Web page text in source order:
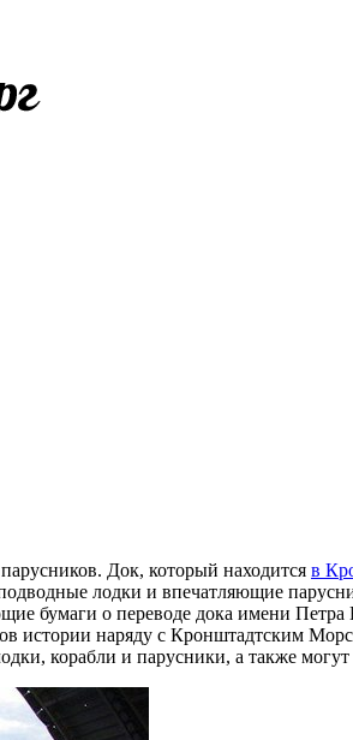
Док, который находится в
лодки и впечатляющие
бумаги о переводе дока имени Петра
истории наряду с Кронштадтским
корабли и парусники, а также